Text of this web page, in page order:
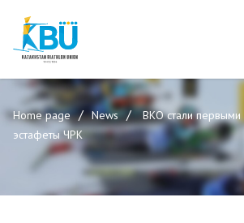
Home page News
ВКО стали первыми
эстафеты ЧРК